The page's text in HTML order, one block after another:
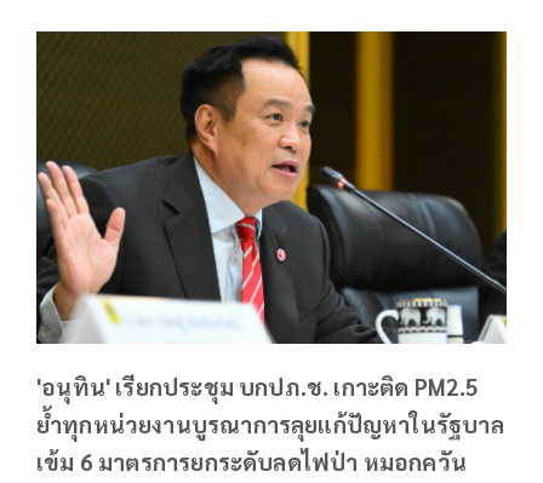
'อนุทิน' เรียกประชุม บกปภ.ช. เกาะติด PM2.5
ย้ำทุกหน่วยงานบูรณาการลุยแก้ปัญหาในรัฐบาล
เข้ม 6 มาตรการยกระดับลดไฟป่า หมอกควัน